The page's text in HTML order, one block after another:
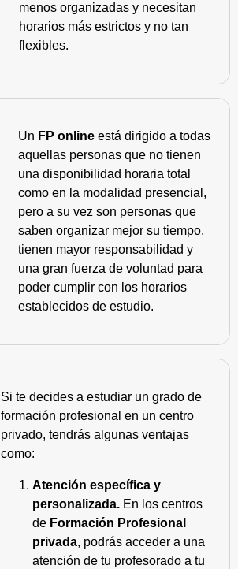
menos organizadas y necesitan
horarios más estrictos y no tan
flexibles.
Un FP online está dirigido a todas
aquellas personas que no tienen
una disponibilidad horaria total
como en la modalidad presencial,
pero a su vez son personas que
saben organizar mejor su tiempo,
tienen mayor responsabilidad y
una gran fuerza de voluntad para
poder cumplir con los horarios
establecidos de estudio.
Si te decides a estudiar un grado de
formación profesional en un centro
privado, tendrás algunas ventajas
como:
Atención específica y
personalizada. En los centros
de Formación Profesional
privada, podrás acceder a una
atención de tu profesorado a tu